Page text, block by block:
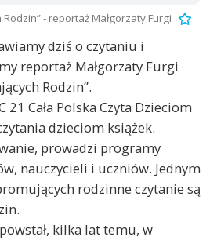
- reportaż Małgorzaty Furgi
dziś o czytaniu i
reportaż Małgorzaty Furgi
Rodzin”.
21 Cała Polska Czyta Dzieciom
dzieciom książek.
prowadzi programy
nauczycieli i uczniów. Jednym
rodzinne czytanie są
kilka lat temu, w